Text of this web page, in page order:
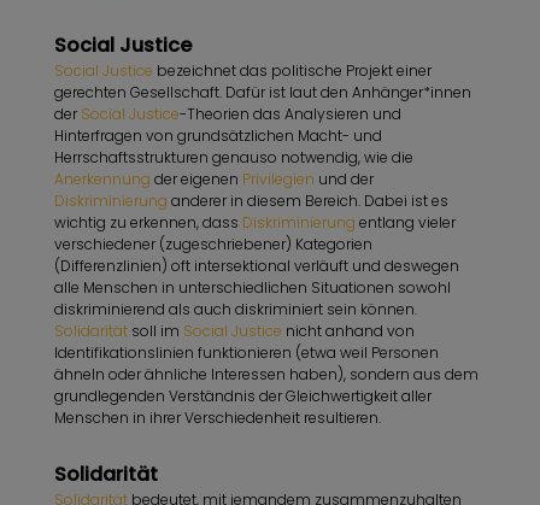
Social Justice
Social Justice bezeichnet das politische Projekt einer
gerechten Gesellschaft. Dafür ist laut den Anhänger*innen
der Social Justice-Theorien das Analysieren und
Hinterfragen von grundsätzlichen Macht- und
Herrschaftsstrukturen genauso notwendig, wie die
Anerkennung der eigenen Privilegien und der
Diskriminierung anderer in diesem Bereich. Dabei ist es
wichtig zu erkennen, dass Diskriminierung entlang vieler
verschiedener (zugeschriebener) Kategorien
(Differenzlinien) oft intersektional verläuft und deswegen
alle Menschen in unterschiedlichen Situationen sowohl
diskriminierend als auch diskriminiert sein können.
Solidaritätsoll im Social Justice nicht anhand von
Identifikationslinien funktionieren (etwa weil Personen
ähneln oder ähnliche Interessen haben), sondern aus dem
grundlegenden Verständnis der Gleichwertigkeit aller
Menschen in ihrer Verschiedenheit resultieren.
Solidarität
Solidaritätbedeutet, mit jemandem zusammenzuhalten